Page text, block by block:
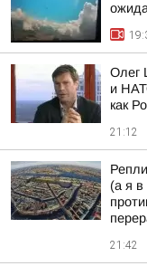
Олег
и
как
21:12
(а я
21:42